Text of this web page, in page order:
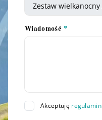
Wiadomość
Akceptuję regulamin